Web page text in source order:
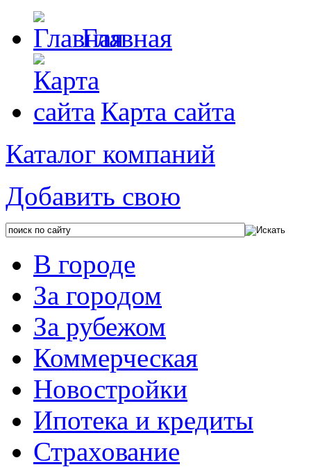
Главная
Карта сайта
Каталог компаний
Добавить свою
В городе
За городом
За рубежом
Коммерческая
Новостройки
Ипотека и кредиты
Страхование